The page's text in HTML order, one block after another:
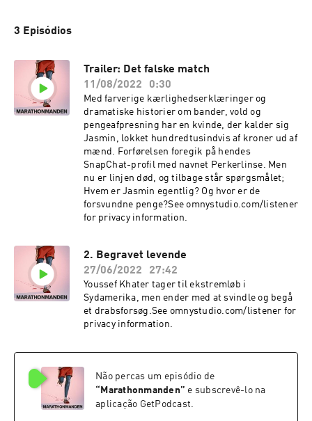
3 Episódios
Trailer: Det falske match
11/08/2022
0:30
Med farverige kærlighedserklæringer og
dramatiske historier om bander, vold og
pengeafpresning har en kvinde, der kalder sig
Jasmin, lokket hundredtusindvis af kroner ud af
mænd. Forførelsen foregik på hendes
SnapChat-profil med navnet Perkerlinse. Men
nu er linjen død, og tilbage står spørgsmålet;
Hvem er Jasmin egentlig? Og hvor er de
forsvundne penge?See omnystudio.com/listener
for privacy information.
2. Begravet levende
27/06/2022
27:42
Youssef Khater tager til ekstremløb i
Sydamerika, men ender med at svindle og begå
et drabsforsøg.See omnystudio.com/listener for
privacy information.
Não percas um episódio de
“ Marathonmanden” e subscrevê-lo na
aplicação GetPodcast.